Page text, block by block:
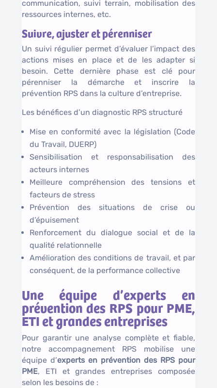
communication, suivi terrain, mobilisation des
ressources internes, etc.
Suivre, ajuster et pérenniser
Un suivi régulier permet d’évaluer l’impact des
actions mises en place et de les adapter si
besoin. Cette dernière phase est clé pour
pérenniser la démarche et inscrire la
prévention RPS dans la culture d’entreprise.
Les bénéfices d’un diagnostic RPS structuré
Mise en conformité avec la législation (Code
du Travail, DUERP)
Sensibilisation et responsabilisation des
acteurs internes
Meilleure compréhension des tensions et
facteurs de stress
Prévention des situations de crise ou
d’épuisement
Renforcement du dialogue social et de la
qualité relationnelle
Amélioration des conditions de travail, et par
conséquent, de la performance collective
Une équipe d’experts en
prévention des RPS pour PME,
ETI et grandes entreprises
Pour garantir une analyse complète et fiable,
notre accompagnement RPS mobilise une
équipe d’experts en prévention des RPS pour
PME, ETI et grandes entreprises composée
selon les besoins de :